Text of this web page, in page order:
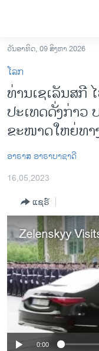
ເຂົ້າ
ຫາ
ຂ້າມ
ຂ້າມ
ຂ້າມ
ໄປ
ຫາ
ຊອກ
ລາວ
ອາເມຣິກາ
ການເລືອກຕັ້ງ ປະທານ
ອິດສະຫຼະພາບດ້ານການຂ່
ຊີວິດຊາວລາວ
ຊຸມຊົນຊາວລາວ
ວິທະຍາສາດ-ເທັກໂນໂລ
ທຸລະກິດ
ພາສາອັງກິດ
ວີດີໂອ
ວັນອາທິດ, 09 ສິງຫາ 2026
ໂລກ
ທ່ານເຊເລັນສກີ
ປະເທດ​ດັ່ງ​ກ່າວ
ຂະໜາດໃຫຍ່ທາ
ອາຣາສ ອາຣາບາຊາດີ
16,05,2023
ແຊຣ໌
No
0:00